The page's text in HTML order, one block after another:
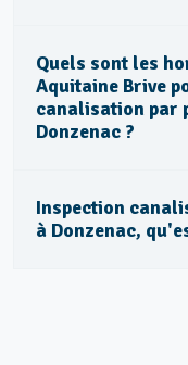
Quels sont les
Aquitaine Brive
canalisation par
Donzenac ?
Inspection
à Donzenac,